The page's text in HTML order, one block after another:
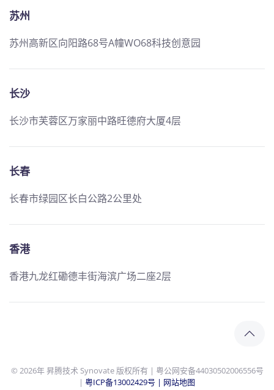
苏州
苏州高新区向阳路68号A幢WO68科技创意园
长沙
长沙市芙蓉区万家丽中路旺德府大厦4层
长春
长春市绿园区长白公路2公里处
香港
香港九龙红磡德丰街海滨广场二座2层
© 2026年昇腾技术 Synovate 版权所有 | 粤公网安备44030502006556号
| 粤ICP备13002429号 | 网站地图